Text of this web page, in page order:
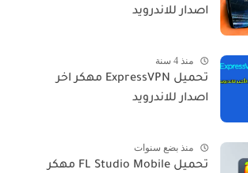
اصدار للاندرويد
منذ 4 سنة
تحميل ExpressVPN مهكر اخر
اصدار للاندرويد
منذ بضع سنوات
تحميل FL Studio Mobile مهكر